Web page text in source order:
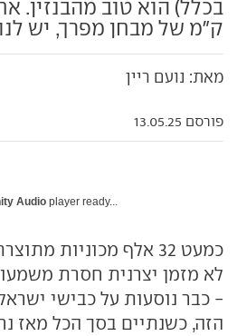
ק"מ של מבחן מפרך, יש
מאת: נועם ריין
פורסם 13.05.25
Audio player ready...
כמעט 32 אלף מכוניות מתוצרת
לא מזמן יצרנית חסרת
- כבר נוסעות על כבישי
הזה, כשנתיים בסך הכל מאז